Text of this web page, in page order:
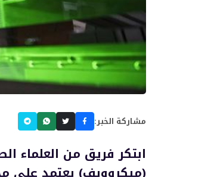
مشاركة الخبر:
ابتكر فريق من العلماء